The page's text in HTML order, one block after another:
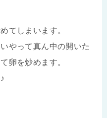
てしまいます。
やって真ん中の開いた
卵を炒めます。